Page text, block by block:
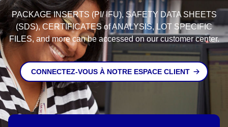
PACKAGE INSERTS (PI/ IFU), SAFETY DATA SHEETS
(SDS), CERTIFICATES of ANALYSIS, LOT SPECIFIC
FILES, and more can be accessed on our customer center.
CONNECTEZ-VOUS À NOTRE ESPACE CLIENT